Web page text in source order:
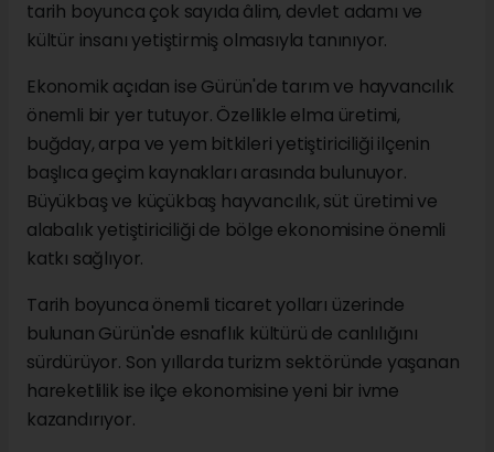
tarih boyunca çok sayıda âlim, devlet adamı ve
kültür insanı yetiştirmiş olmasıyla tanınıyor.
Ekonomik açıdan ise Gürün'de tarım ve hayvancılık
önemli bir yer tutuyor. Özellikle elma üretimi,
buğday, arpa ve yem bitkileri yetiştiriciliği ilçenin
başlıca geçim kaynakları arasında bulunuyor.
Büyükbaş ve küçükbaş hayvancılık, süt üretimi ve
alabalık yetiştiriciliği de bölge ekonomisine önemli
katkı sağlıyor.
Tarih boyunca önemli ticaret yolları üzerinde
bulunan Gürün'de esnaflık kültürü de canlılığını
sürdürüyor. Son yıllarda turizm sektöründe yaşanan
hareketlilik ise ilçe ekonomisine yeni bir ivme
kazandırıyor.